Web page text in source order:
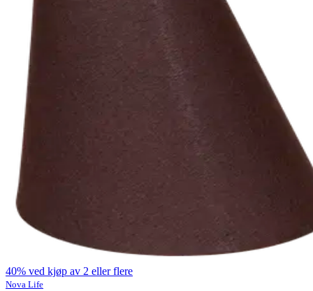
40% ved kjøp av 2 eller flere
Nova Life